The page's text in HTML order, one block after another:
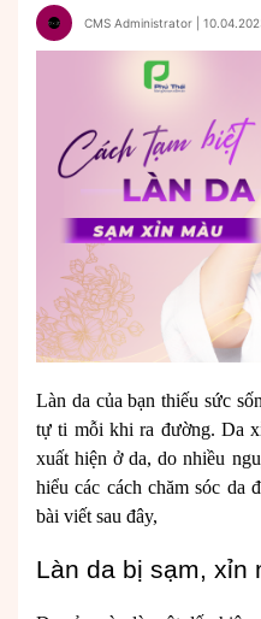
CMS Administrator |
Làn da của bạn thiếu sức
tự ti mỗi khi ra đường. Da
xuất hiện ở da, do nhiều
hiểu các cách chăm sóc da
bài viết sau đây,
Làn da bị sạm, xỉn